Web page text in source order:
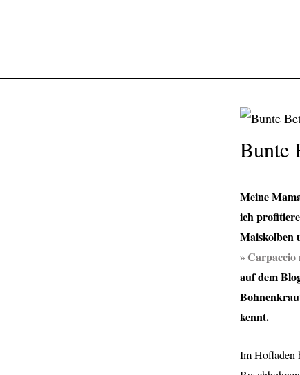
Bunte
Meine
ich
Maiskolben
Carpaccio
auf dem
kennt.
Im Hofladen